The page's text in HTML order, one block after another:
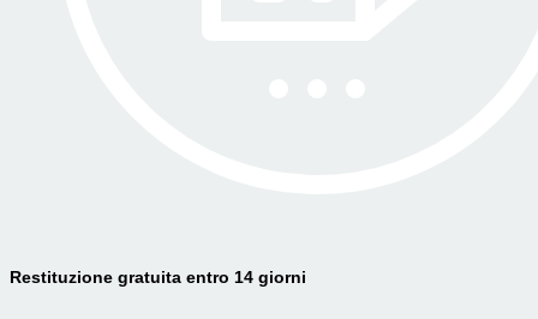
Restituzione gratuita entro 14 giorni